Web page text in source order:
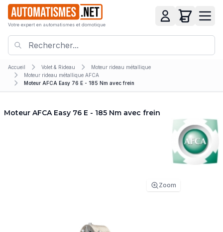
Votre expert en automatismes et domotique
Accueil Volet & Rideau
Moteur rideau métallique
Moteur rideau métallique AFCA
Moteur AFCA Easy 76 E - 185 Nm avec frein
Moteur AFCA Easy 76 E - 185 Nm avec frein
Zoom